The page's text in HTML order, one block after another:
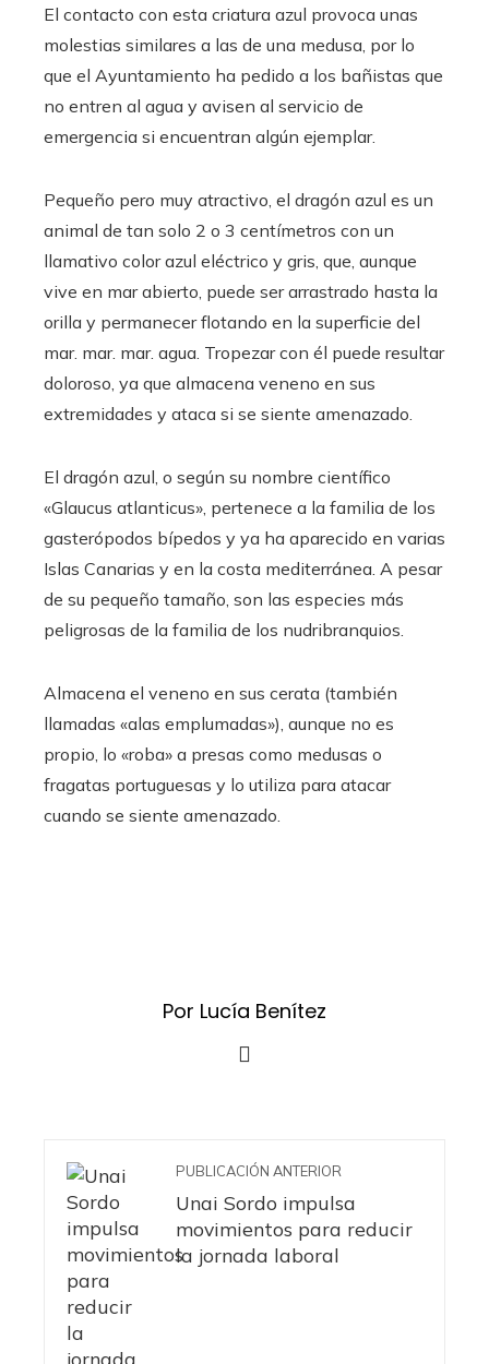
El contacto con esta criatura azul provoca unas
molestias similares a las de una medusa, por lo
que el Ayuntamiento ha pedido a los bañistas que
no entren al agua y avisen al servicio de
emergencia si encuentran algún ejemplar.
Pequeño pero muy atractivo, el dragón azul es un
animal de tan solo 2 o 3 centímetros con un
llamativo color azul eléctrico y gris, que, aunque
vive en mar abierto, puede ser arrastrado hasta la
orilla y permanecer flotando en la superficie del
mar. mar. mar. agua. Tropezar con él puede resultar
doloroso, ya que almacena veneno en sus
extremidades y ataca si se siente amenazado.
El dragón azul, o según su nombre científico
«Glaucus atlanticus», pertenece a la familia de los
gasterópodos bípedos y ya ha aparecido en varias
Islas Canarias y en la costa mediterránea. A pesar
de su pequeño tamaño, son las especies más
peligrosas de la familia de los nudribranquios.
Almacena el veneno en sus cerata (también
llamadas «alas emplumadas»), aunque no es
propio, lo «roba» a presas como medusas o
fragatas portuguesas y lo utiliza para atacar
cuando se siente amenazado.
Por Lucía Benítez
PUBLICACIÓN ANTERIOR
Unai Sordo impulsa
movimientos para reducir
la jornada laboral